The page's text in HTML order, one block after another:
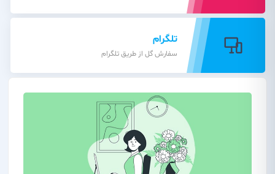
تلگرام
سفارش گل از طریق تلگرام